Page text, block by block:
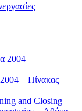
2004 –
– Πίνακας
and Closing